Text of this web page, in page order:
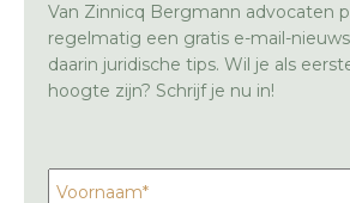
Van Zinnicq Bergmann advocaten
regelmatig een gratis e-mail-
daarin juridische tips. Wil je als
hoogte zijn? Schrijf je nu in!